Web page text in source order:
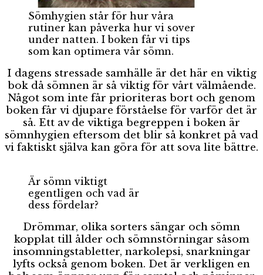
Sömhygien står för hur våra
rutiner kan påverka hur vi sover
under natten. I boken får vi tips
som kan optimera vår sömn.
I dagens stressade samhälle är det här en viktig
bok då sömnen är så viktig för vårt välmående.
Något som inte får prioriteras bort och genom
boken får vi djupare förståelse för varför det är
så. Ett av de viktiga begreppen i boken är
sömnhygien eftersom det blir så konkret på vad
vi faktiskt själva kan göra för att sova lite bättre.
Är sömn viktigt
egentligen och vad är
dess fördelar?
Drömmar, olika sorters sängar och sömn
kopplat till ålder och sömnstörningar såsom
insomningstabletter, narkolepsi, snarkningar
lyfts också genom boken. Det är verkligen en